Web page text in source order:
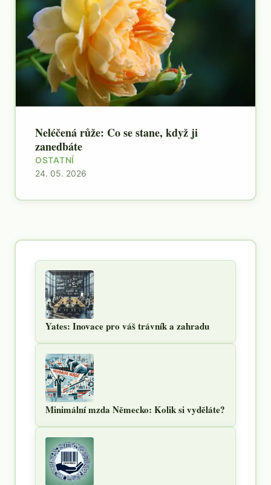
Neléčená růže: Co se stane, když ji
zanedbáte
OSTATNÍ
24. 05. 2026
Yates: Inovace pro váš trávník a zahradu
Minimální mzda Německo: Kolik si vyděláte?